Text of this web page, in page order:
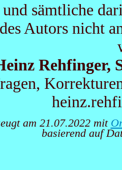
sämtliche
Autors nicht
Rehfinger,
am 21.07.2022 mit
basierend auf